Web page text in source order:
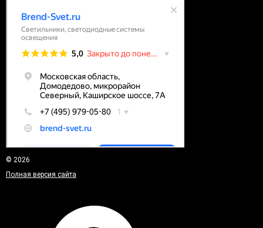
© 2026
Полная версия сайта